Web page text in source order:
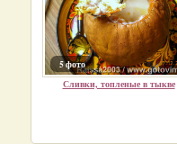
5 фото
Сливки, топленые в тыкве